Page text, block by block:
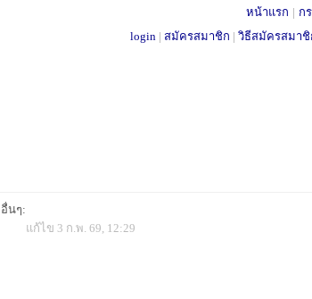
หน้าแรก | ก
login | สมัครสมาชิก | วิธีสมัครสมาชิ
อื่นๆ:
แก้ไข 3 ก.พ. 69, 12:29